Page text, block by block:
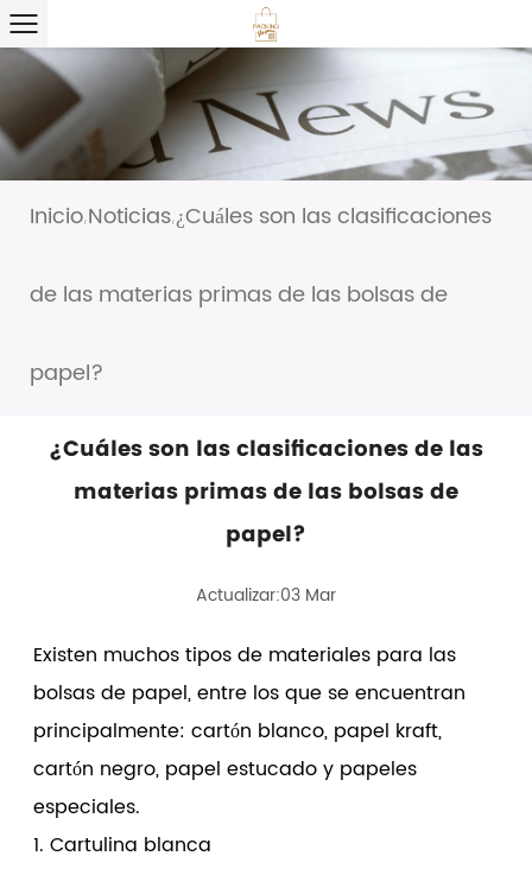
Inicio / Noticias / ¿Cuáles son las clasificaciones
de las materias primas de las bolsas de
papel?
¿Cuáles son las clasificaciones de las
materias primas de las bolsas de
papel?
Actualizar:03 Mar
Existen muchos tipos de materiales para las
bolsas de papel, entre los que se encuentran
principalmente: cartón blanco, papel kraft,
cartón negro, papel estucado y papeles
especiales.
1. Cartulina blanca